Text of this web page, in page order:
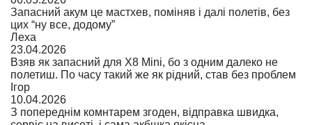
Запасний акум це мастхев, поміняв і далі полетів, без
цих “ну все, додому”
Леха
23.04.2026
Взяв як запасний для X8 Mini, бо з одним далеко не
полетиш. По часу такий же як рідний, став без проблем
Ігор
10.04.2026
З попереднім комнтарем згоден, відправка швидка,